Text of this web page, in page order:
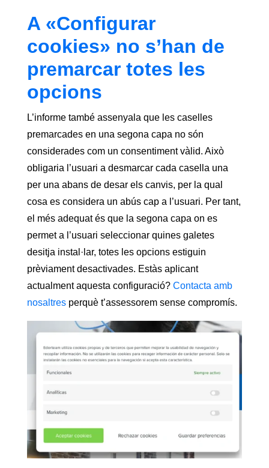
A «Configurar
cookies» no s’han de
premarcar totes les
opcions
L’informe també assenyala que les caselles
premarcades en una segona capa no són
considerades com un consentiment vàlid. Això
obligaria l’usuari a desmarcar cada casella una
per una abans de desar els canvis, per la qual
cosa es considera un abús cap a l’usuari. Per tant,
el més adequat és que la segona capa on es
permet a l’usuari seleccionar quines galetes
desitja instal·lar, totes les opcions estiguin
prèviament desactivades. Estàs aplicant
actualment aquesta configuració? Contacta amb
nosaltresperquè t’assessorem sense compromís.